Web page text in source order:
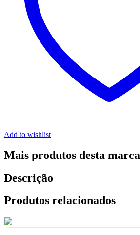
Add to wishlist
Mais produtos desta marca
Descrição
Produtos relacionados